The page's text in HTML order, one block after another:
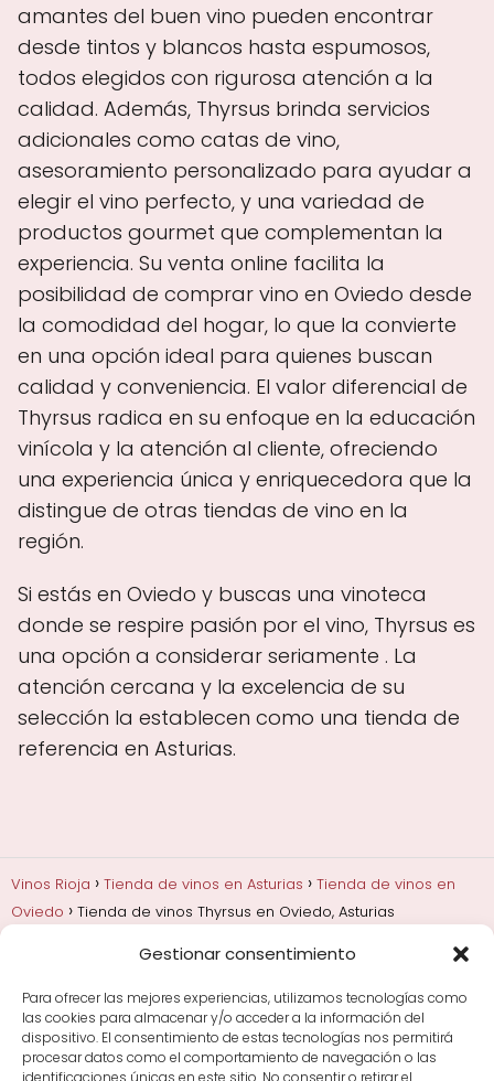
Gestionar consentimiento
Para ofrecer las mejores experiencias, utilizamos tecnologías como
las cookies para almacenar y/o acceder a la información del
dispositivo. El consentimiento de estas tecnologías nos permitirá
procesar datos como el comportamiento de navegación o las
identificaciones únicas en este sitio. No consentir o retirar el
amantes del buen vino pueden encontrar
desde tintos y blancos hasta espumosos,
todos elegidos con rigurosa atención a la
calidad. Además, Thyrsus brinda servicios
adicionales como catas de vino,
asesoramiento personalizado para ayudar a
elegir el vino perfecto, y una variedad de
productos gourmet que complementan la
experiencia. Su venta online facilita la
posibilidad de comprar vino en Oviedo desde
la comodidad del hogar, lo que la convierte
en una opción ideal para quienes buscan
calidad y conveniencia. El valor diferencial de
Thyrsus radica en su enfoque en la educación
vinícola y la atención al cliente, ofreciendo
una experiencia única y enriquecedora que la
distingue de otras tiendas de vino en la
región.
Si estás en Oviedo y buscas una vinoteca
donde se respire pasión por el vino, Thyrsus es
una opción a considerar seriamente . La
atención cercana y la excelencia de su
selección la establecen como una tienda de
referencia en Asturias.
Vinos Rioja Tienda de vinos en Asturias
Tienda de vinos en
Oviedo
Tienda de vinos Thyrsus en Oviedo, Asturias
Añadas, crianza y guarda
Bodegas y marcas de
Comprar vino
Rioja y guías de regalo
Cultura del vino y
curiosidades
Enoturismo en Rioja